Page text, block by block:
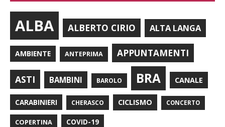
ALBA ALBERTO CIRIO ALTA LANGA
AMBIENTE ANTEPRIMA APPUNTAMENTI
ASTI BAMBINI BAROLO BRA CANALE
CARABINIERI CHERASCO CICLISMO CONCERTO
COPERTINA COVID-19